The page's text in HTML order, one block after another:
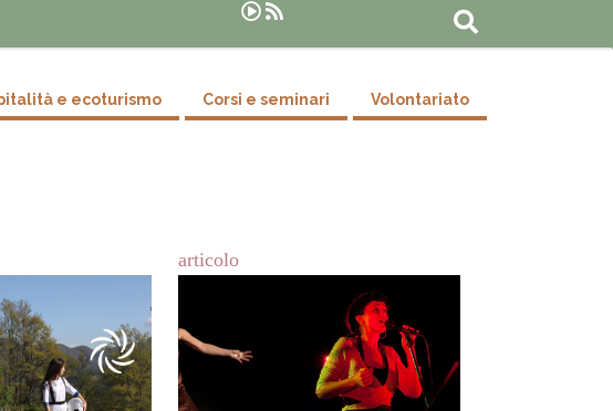
e ecoturismo Corsi e seminari Volontariato
articolo